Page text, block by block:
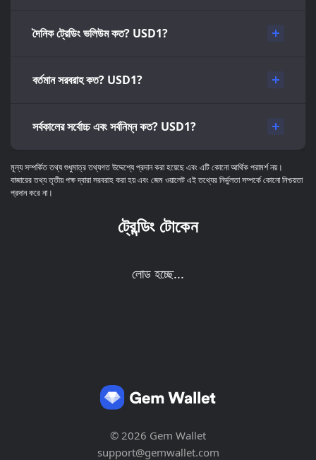
দৈনিক ট্রেডিং ভলিউম কত? USD1?
বর্তমান সরবরাহ কত? USD1?
সর্বকালের সর্বোচ্চ এবং সর্বনিম্ন কত? USD1?
মূল্য সম্পর্কিত তথ্য শুধুমাত্র তথ্যগত উদ্দেশ্যে প্রদান করা হয়েছে এবং এটি কোনো আর্থিক পরামর্শ নয়।
বাজারের তথ্য তৃতীয় পক্ষ দ্বারা সরবরাহ করা হয় এবং জেম ওয়ালেট এই তথ্যের নির্ভুলতা সম্পর্কে কোনো নিশ্চয়তা
প্রদান করে না।
ট্রেন্ডিং টোকেন
লোড হচ্ছে...
© 2026 Gem Wallet
support@gemwallet.com